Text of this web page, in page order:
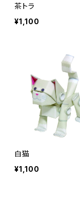
茶トラ
¥1,100
白猫
¥1,100